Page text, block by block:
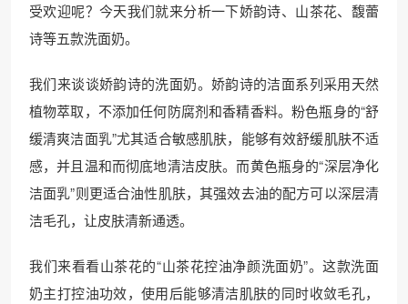
受欢迎呢？今天我们就来分析一下娇韵诗、山茶花、馥蕾
诗等五款洗面奶。
我们来谈谈娇韵诗的洗面奶。娇韵诗的洁面系列采用天然
植物萃取，不添加任何防腐剂和香精香料。粉色瓶身的“舒
缓清爽洁面乳”尤其适合敏感肌肤，能够有效舒缓肌肤不适
感，并且温和而彻底地清洁皮肤。而黄色瓶身的“深层净化
洁面乳”则更适合油性肌肤，其强效去油的配方可以深层清
洁毛孔，让皮肤清新通透。
我们来看看山茶花的“山茶花控油净颜洗面奶”。这款洗面
奶主打控油功效，使用后能够清洁肌肤的同时收敛毛孔，